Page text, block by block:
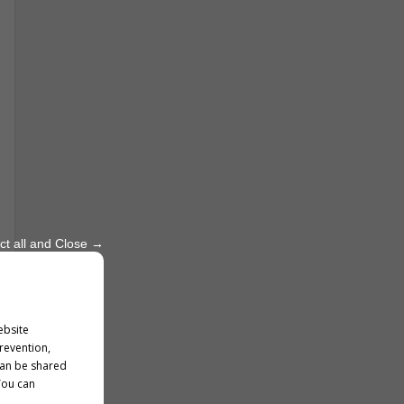
all and Close →
be shared
can